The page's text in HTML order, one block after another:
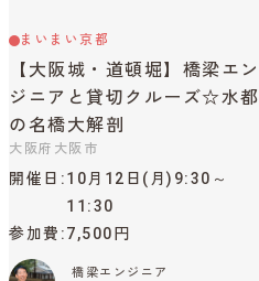
まいまい京都
【大阪城・道頓堀】橋梁エン
ジニアと貸切クルーズ☆水都
の名橋大解剖
大阪府大阪市
開催日
10月12日(月)9:30～
11:30
参加費 7,500円
橋梁エンジニア